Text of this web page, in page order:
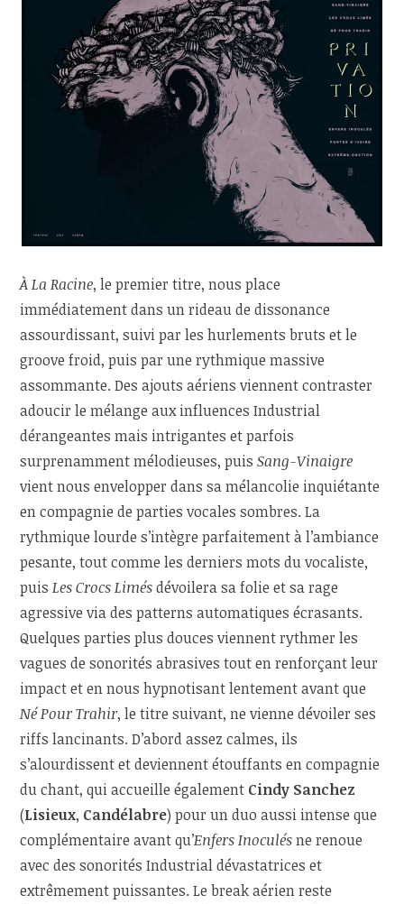
À La Racine, le premier titre, nous place
immédiatement dans un rideau de dissonance
assourdissant, suivi par les hurlements bruts et le
groove froid, puis par une rythmique massive
assommante. Des ajouts aériens viennent contraster
adoucir le mélange aux influences Industrial
dérangeantes mais intrigantes et parfois
surprenamment mélodieuses, puisSang-Vinaigre
vient nous envelopper dans sa mélancolie inquiétante
en compagnie de parties vocales sombres. La
rythmique lourde s’intègre parfaitement à l’ambiance
pesante, tout comme les derniers mots du vocaliste,
puisLes Crocs Limésdévoilera sa folie et sa rage
agressive via des patterns automatiques écrasants.
Quelques parties plus douces viennent rythmer les
vagues de sonorités abrasives tout en renforçant leur
impact et en nous hypnotisant lentement avant que
Né Pour Trahir, le titre suivant, ne vienne dévoiler ses
riffs lancinants. D’abord assez calmes, ils
s’alourdissent et deviennent étouffants en compagnie
du chant, qui accueille également Cindy Sanchez
(Lisieux, Candélabre) pour un duo aussi intense que
complémentaire avant qu’Enfers Inoculésne renoue
avec des sonorités Industrial dévastatrices et
extrêmement puissantes. Le break aérien reste